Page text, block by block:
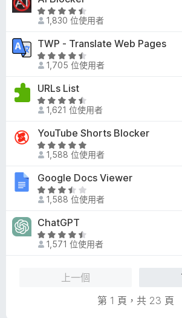
分
滿
分
分
.
7
，
滿
分
分
評
價
4
4
，
滿
分
分
1,830 位使用者
TWP - Translate Web Pages
評
價
4
3
，
滿
分
分
1,705 位使用者
URLs List
評
價
4
5
，
滿
分
分
1,621 位使用者
YouTube Shorts Blocker
評
價
5
分
，
分
5
分
1,588 位使用者
Google Docs Viewer
評
價
3
6
1,588 位使用者
ChatGPT
評
價 1,571 位使用者
上一個
第 1 頁，共 23 頁